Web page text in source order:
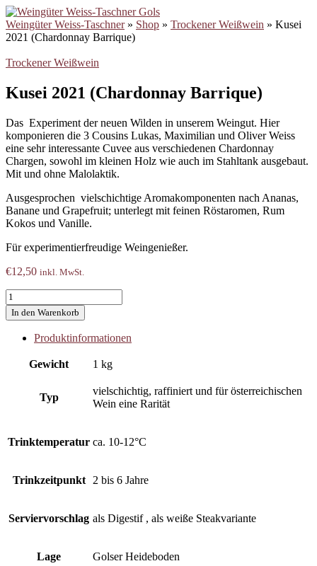
Weingüter Weiss-Taschner» Shop » Trockener Weißwein » Kusei
2021 (Chardonnay Barrique)
Trockener Weißwein
Kusei 2021 (Chardonnay Barrique)
Das Experiment der neuen Wilden in unserem Weingut. Hier
komponieren die 3 Cousins Lukas, Maximilian und Oliver Weiss
eine sehr interessante Cuvee aus verschiedenen Chardonnay
Chargen, sowohl im kleinen Holz wie auch im Stahltank ausgebaut.
Mit und ohne Malolaktik.
Ausgesprochen vielschichtige Aromakomponenten nach Ananas,
Banane und Grapefruit; unterlegt mit feinen Röstaromen, Rum
Kokos und Vanille.
Für experimentierfreudige Weingenießer.
€12,50 inkl. MwSt.
Kusei
2021
(Chardonnay
Barrique)
Menge
In den Warenkorb
Produktinformationen
Gewicht 1 kg
Typ
vielschichtig, raffiniert und für österreichischen
Wein eine Rarität
Trinktemperatur ca. 10-12°C
Trinkzeitpunkt 2 bis 6 Jahre
Serviervorschlag als Digestif , als weiße Steakvariante
Lage Golser Heideboden